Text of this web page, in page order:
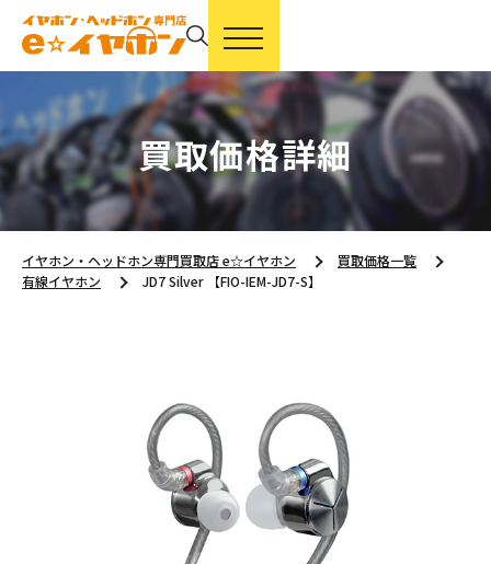
買取価格詳細
イヤホン・ヘッドホン専門買取店 e☆イヤホン
買取価格一覧
有線イヤホン
JD7 Silver 【FIO-IEM-JD7-S】